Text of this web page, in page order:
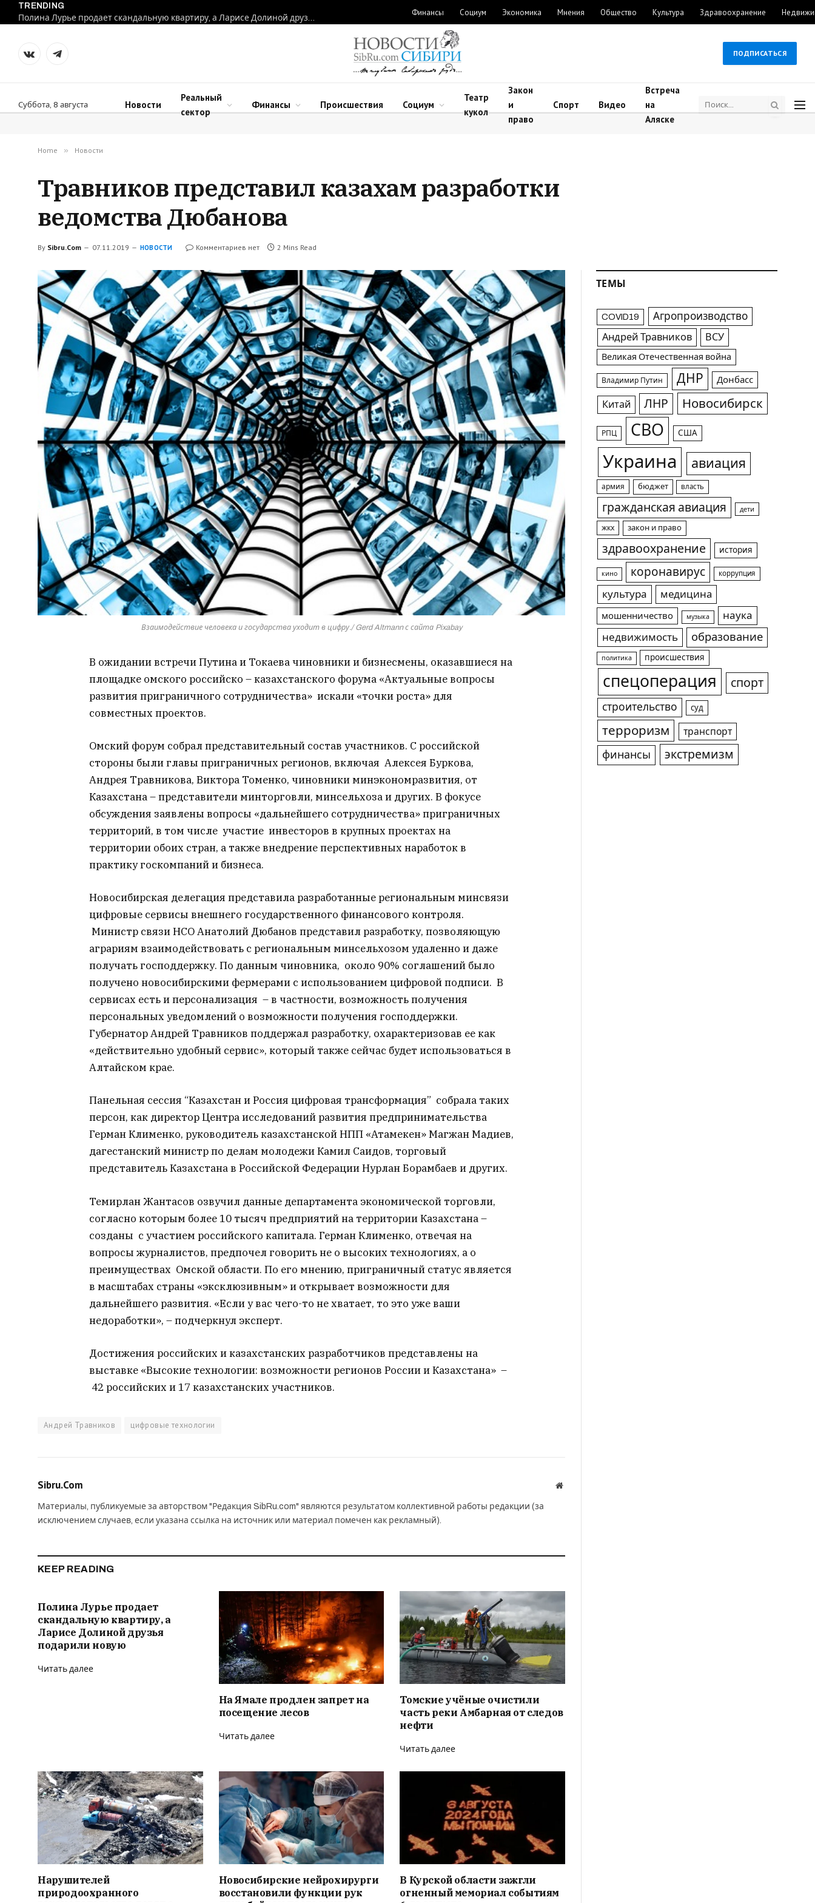
TRENDING
Полина Лурье продает скандальную квартиру, а Ларисе Долиной друзья подарили новую
Финансы Социум Экономика Мнения Общество Культура Здравоохранение
VKontakteTelegram
ПОДПИСАТЬСЯ
Суббота, 8 августа Новости
Реальный
сектор
Финансы Происшествия Социум
Театр
кукол
Закон
и
право
Спорт Видео
Встреча
на
Аляске
Home » Новости
Травников представил казахам разработки
ведомства Дюбанова
By Sibru.Com 07.11.2019 НОВОСТИ Комментариев нет 2 Mins Read
Взаимодействие человека и государства уходит в цифру./ Gerd Altmann с сайта Pixabay
В ожидании встречи Путина и Токаева чиновники и бизнесмены, оказавшиеся на
площадке омского российско – казахстанского форума «Актуальные вопросы
развития приграничного сотрудничества» искали «точки роста» для
совместных проектов.
Омский форум собрал представительный состав участников. С российской
стороны были главы приграничных регионов, включая Алексея Буркова,
Андрея Травникова, Виктора Томенко, чиновники минэкономразвития, от
Казахстана – представители минторговли, минсельхоза и других. В фокусе
обсуждения заявлены вопросы «дальнейшего сотрудничества» приграничных
территорий, в том числе участие инвесторов в крупных проектах на
территории обоих стран, а также внедрение перспективных наработок в
практику госкомпаний и бизнеса.
Новосибирская делегация представила разработанные региональным минсвязи
цифровые сервисы внешнего государственного финансового контроля.
Министр связи НСО Анатолий Дюбанов представил разработку, позволяющую
аграриям взаимодействовать с региональным минсельхозом удаленно и даже
получать господдержку. По данным чиновника, около 90% соглашений было
получено новосибирскими фермерами с использованием цифровой подписи. В
сервисах есть и персонализация – в частности, возможность получения
персональных уведомлений о возможности получения господдержки.
Губернатор Андрей Травников поддержал разработку, охарактеризовав ее как
«действительно удобный сервис», который также сейчас будет использоваться в
Алтайском крае.
Панельная сессия “Казахстан и Россия цифровая трансформация” собрала таких
персон, как директор Центра исследований развития предпринимательства
Герман Клименко, руководитель казахстанской НПП «Атамекен» Магжан Мадиев,
дагестанский министр по делам молодежи Камил Саидов, торговый
представитель Казахстана в Российской Федерации Нурлан Борамбаев и других.
Темирлан Жантасов озвучил данные департамента экономической торговли,
согласно которым более 10 тысяч предприятий на территории Казахстана –
созданы с участием российского капитала. Герман Клименко, отвечая на
вопросы журналистов, предпочел говорить не о высоких технологиях, а о
преимуществах Омской области. По его мнению, приграничный статус является
в масштабах страны «эксклюзивным» и открывает возможности для
дальнейшего развития. «Если у вас чего-то не хватает, то это уже ваши
недоработки», – подчеркнул эксперт.
Достижения российских и казахстанских разработчиков представлены на
выставке «Высокие технологии: возможности регионов России и Казахстана» –
42 российских и 17 казахстанских участников.
Андрей Травников цифровые технологии
Sibru.Com Website
Материалы, публикуемые за авторством "Редакция SibRu.com" являются результатом коллективной работы редакции (за
исключением случаев, если указана ссылка на источник или материал помечен как рекламный).
KEEP READING
Полина Лурье продает
скандальную квартиру, а
Ларисе Долиной друзья
подарили новую
Читать далее
На Ямале продлен запрет на
посещение лесов
Читать далее
Томские учёные очистили
часть реки Амбарная от следов
нефти
Читать далее
Нарушителей
природоохранного
Новосибирские нейрохирурги
восстановили функции рук
В Курской области зажгли
огненный мемориал событиям
ТЕМЫ
COVID19 Агропроизводство
Андрей Травников ВСУ
Великая Отечественная война
Владимир Путин ДНР Донбасс
Китай ЛНР Новосибирск
РПЦ СВО США
Украина авиация
армия бюджет власть
гражданская авиация дети
жкх закон и право
здравоохранение история
кино коронавирус коррупция
культура медицина
мошенничество музыка
наука
недвижимость
образование
политика происшествия
спецоперация спорт
строительство суд
терроризм транспорт
финансы экстремизм